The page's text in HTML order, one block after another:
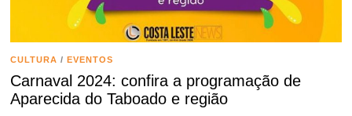
CULTURA / EVENTOS
Carnaval 2024: confira a programação de
Aparecida do Taboado e região